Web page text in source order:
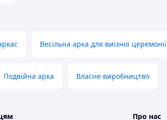
Весільна арка для виїзної церемонії
Подвійна арка Власне виробництво
Про нас